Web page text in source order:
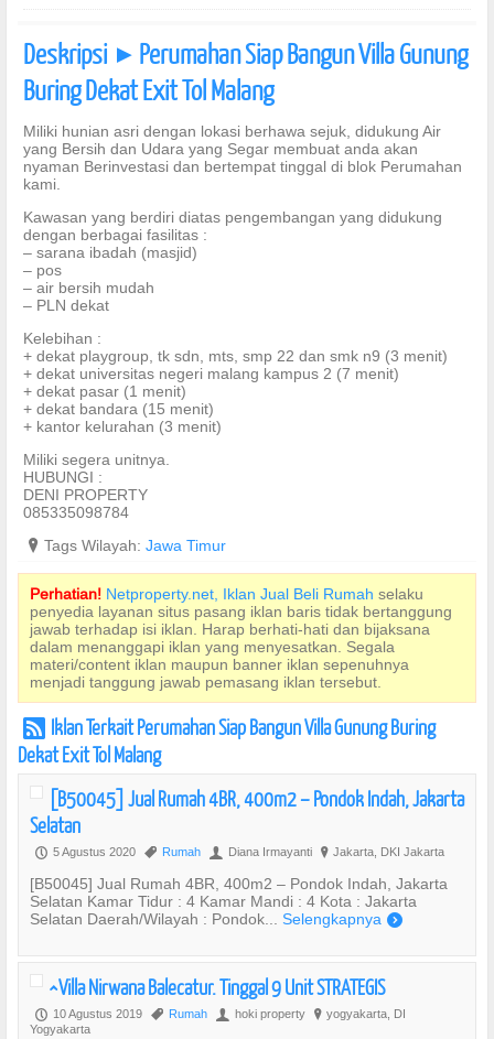
Deskripsi ] Perumahan Siap Bangun Villa Gunung
Buring Dekat Exit Tol Malang
Miliki hunian asri dengan lokasi berhawa sejuk, didukung Air
yang Bersih dan Udara yang Segar membuat anda akan
nyaman Berinvestasi dan bertempat tinggal di blok Perumahan
kami.
Kawasan yang berdiri diatas pengembangan yang didukung
dengan berbagai fasilitas :
– sarana ibadah (masjid)
– pos
– air bersih mudah
– PLN dekat
Kelebihan :
+ dekat playgroup, tk sdn, mts, smp 22 dan smk n9 (3 menit)
+ dekat universitas negeri malang kampus 2 (7 menit)
+ dekat pasar (1 menit)
+ dekat bandara (15 menit)
+ kantor kelurahan (3 menit)
Miliki segera unitnya.
HUBUNGI :
DENI PROPERTY
085335098784
? Tags Wilayah: Jawa Timur
Perhatian! Netproperty.net, Iklan Jual Beli Rumah selaku
penyedia layanan situs pasang iklan baris tidak bertanggung
jawab terhadap isi iklan. Harap berhati-hati dan bijaksana
dalam menanggapi iklan yang menyesatkan. Segala
materi/content iklan maupun banner iklan sepenuhnya
menjadi tanggung jawab pemasang iklan tersebut.
r Iklan Terkait Perumahan Siap Bangun Villa Gunung Buring
Dekat Exit Tol Malang
[B50045] Jual Rumah 4BR, 400m2 – Pondok Indah, Jakarta
Selatan
P 5 Agustus 2020 , Rumah U Diana Irmayanti ? Jakarta, DKI Jakarta
[B50045] Jual Rumah 4BR, 400m2 – Pondok Indah, Jakarta
Selatan Kamar Tidur : 4 Kamar Mandi : 4 Kota : Jakarta
Selatan Daerah/Wilayah : Pondok... Selengkapnya )
^Villa Nirwana Balecatur. Tinggal 9 Unit STRATEGIS
P 10 Agustus 2019 , Rumah U hoki property ? yogyakarta, DI
Yogyakarta